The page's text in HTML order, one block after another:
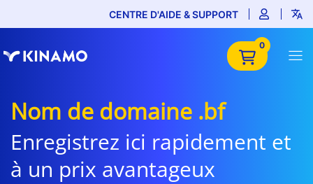
CENTRE D'AIDE & SUPPORT
0
Nom de domaine .bf
Enregistrez ici rapidement et
à un prix avantageux